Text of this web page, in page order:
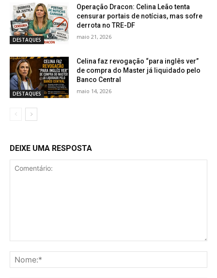
DESTAQUES
Operação Dracon: Celina Leão tenta
censurar portais de notícias, mas sofre
derrota no TRE-DF
maio 21, 2026
DESTAQUES
Celina faz revogação “para inglês ver”
de compra do Master já liquidado pelo
Banco Central
maio 14, 2026
DEIXE UMA RESPOSTA